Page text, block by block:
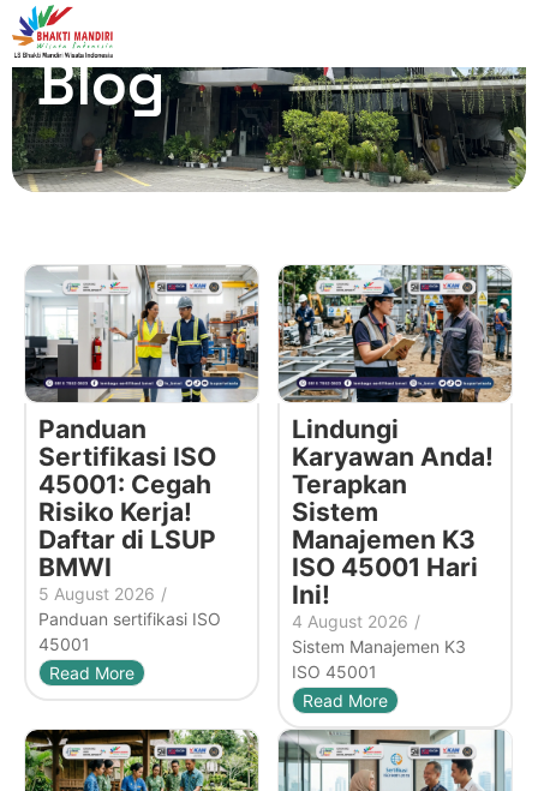
Blog
Panduan
Sertifikasi ISO
45001: Cegah
Risiko Kerja!
Daftar di LSUP
BMWI
5 August 2026 /
Panduan sertifikasi ISO
45001
Read More
Lindungi
Karyawan Anda!
Terapkan
Sistem
Manajemen K3
ISO 45001 Hari
Ini!
4 August 2026 /
Sistem Manajemen K3
ISO 45001
Read More